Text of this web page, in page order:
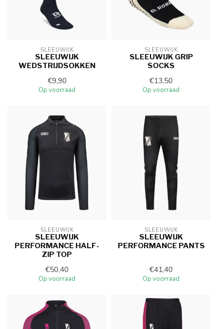
SLEEUWIJK
SLEEUWIJK
WEDSTRIJDSOKKEN
€9,90
Op voorraad
SLEEUWIJK
SLEEUWIJK GRIP
SOCKS
€13,50
Op voorraad
SLEEUWIJK
SLEEUWIJK
PERFORMANCE HALF-
ZIP TOP
€50,40
Op voorraad
SLEEUWIJK
SLEEUWIJK
PERFORMANCE PANTS
€41,40
Op voorraad